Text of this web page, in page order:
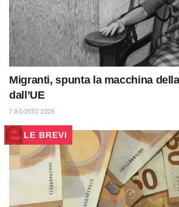
Migranti, spunta la macchina
dall’UE
7 AGOSTO 2026
LE BREVI